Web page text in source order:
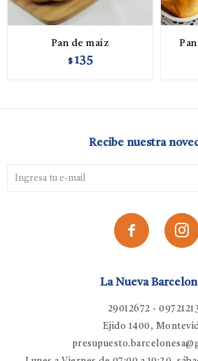
Pan de maíz
$ 135
La Nueva
29012672 -
Ejido 1400,
Recibe nuestra
 